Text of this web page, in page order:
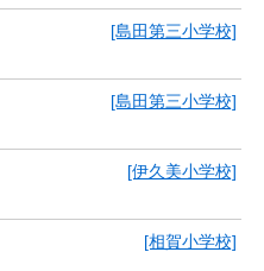
[島田第三小学校]
[島田第三小学校]
[伊久美小学校]
[相賀小学校]